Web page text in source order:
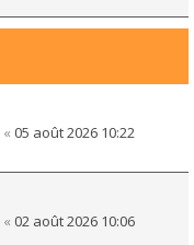
« 05 août 2026 10:22
« 02 août 2026 10:06